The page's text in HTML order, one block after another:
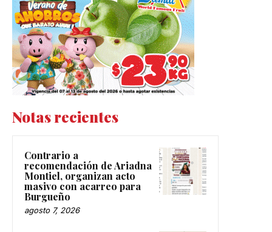
Notas recientes
Contrario a
recomendación de Ariadna
Montiel, organizan acto
masivo con acarreo para
Burgueño
agosto 7, 2026